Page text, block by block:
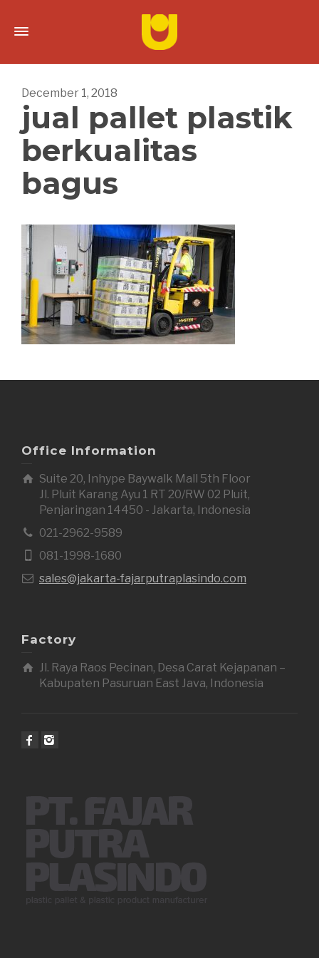
December 1, 2018
jual pallet plastik
berkualitas
bagus
Office Information
Suite 20, Inhype Baywalk Mall 5th Floor
Jl. Pluit Karang Ayu 1 RT 20/RW 02 Pluit,
Penjaringan 14450 - Jakarta, Indonesia
021-2962-9589
081-1998-1680
sales@jakarta-fajarputraplasindo.com
Factory
Jl. Raya Raos Pecinan, Desa Carat Kejapanan –
Kabupaten Pasuruan East Java, Indonesia